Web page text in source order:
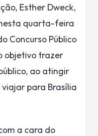
Esther Dweck,
quarta-feira
Concurso Público
objetivo trazer
ao atingir
para Brasília
a cara do